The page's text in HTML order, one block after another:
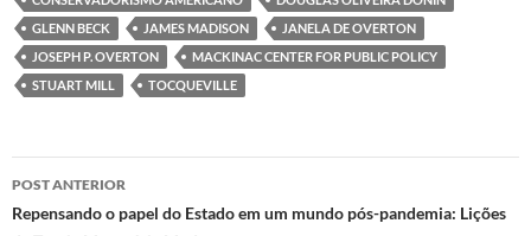
o
n
o
o
k
A
p
p
GLENN BECK
JAMES MADISON
JANELA DE OVERTON
JOSEPH P. OVERTON
MACKINAC CENTER FOR PUBLIC POLICY
STUART MILL
TOCQUEVILLE
Navegação
de
POST ANTERIOR
Repensando o papel do Estado em um mundo pós-pandemia: Lições